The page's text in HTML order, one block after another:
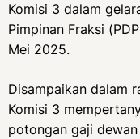
Komisi 3 dalam
Pimpinan Fraksi
Mei 2025.
Disampaikan dalam
Komisi 3
potongan gaji